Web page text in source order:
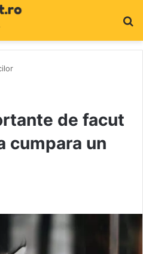
de facut
cumpara un